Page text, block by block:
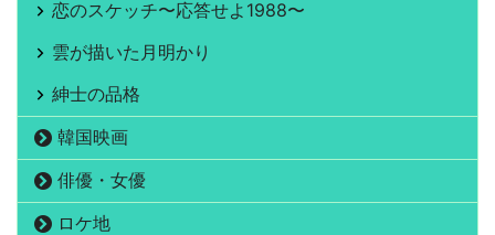
恋のスケッチ〜応答せよ1988〜
雲が描いた月明かり
紳士の品格
韓国映画
俳優・女優
ロケ地